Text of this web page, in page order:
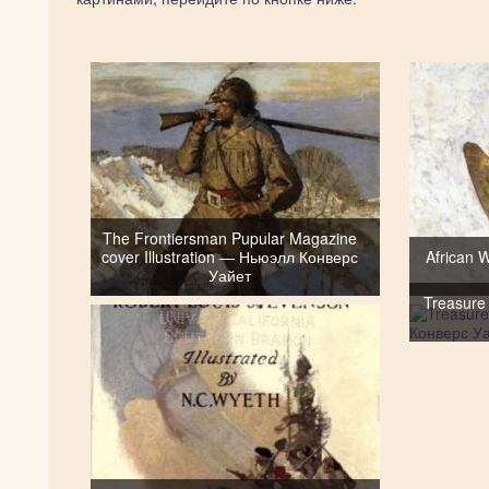
The Frontiersman Pupular Magazine
cover Illustration — Ньюэлл Конверс
Уайет
African